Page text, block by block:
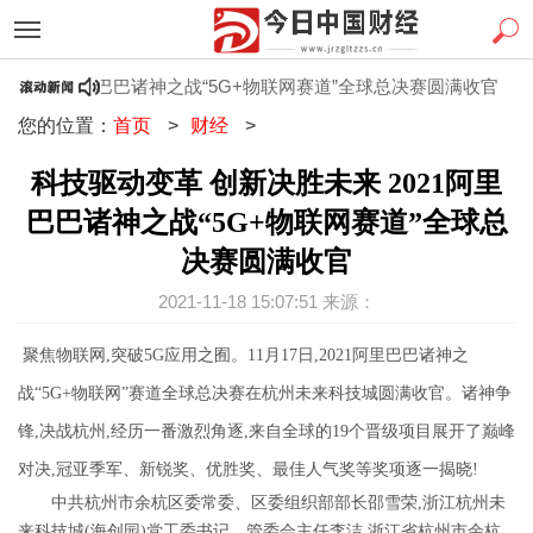
阿里巴巴诸神之战“5G+物联网赛道”全球总决赛圆满收官
您的位置： 首页 > 财经 >
科技驱动变革 创新决胜未来 2021阿里
巴巴诸神之战“5G+物联网赛道”全球总
决赛圆满收官
2021-11-18 15:07:51 来源：
聚焦物联网,突破5G应用之囿。 11 月 17 日,2021 阿里巴巴诸神之
战“5G+物联网 ”赛道全球总决赛在杭州未来科技城圆满收官。诸神争
锋,决战杭州,经历一番激烈角逐,来自全球的19个晋级项目展开了巅峰
对决,冠亚季军、新锐奖、优胜奖、最佳人气奖等奖项逐一揭晓!
中共杭州市余杭区委常委、区委组织部部长邵雪荣,浙江杭州未